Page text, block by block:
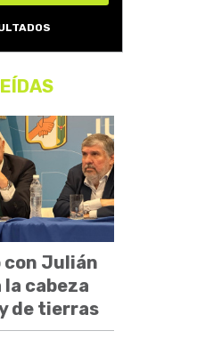
con Julián
la cabeza
de tierras